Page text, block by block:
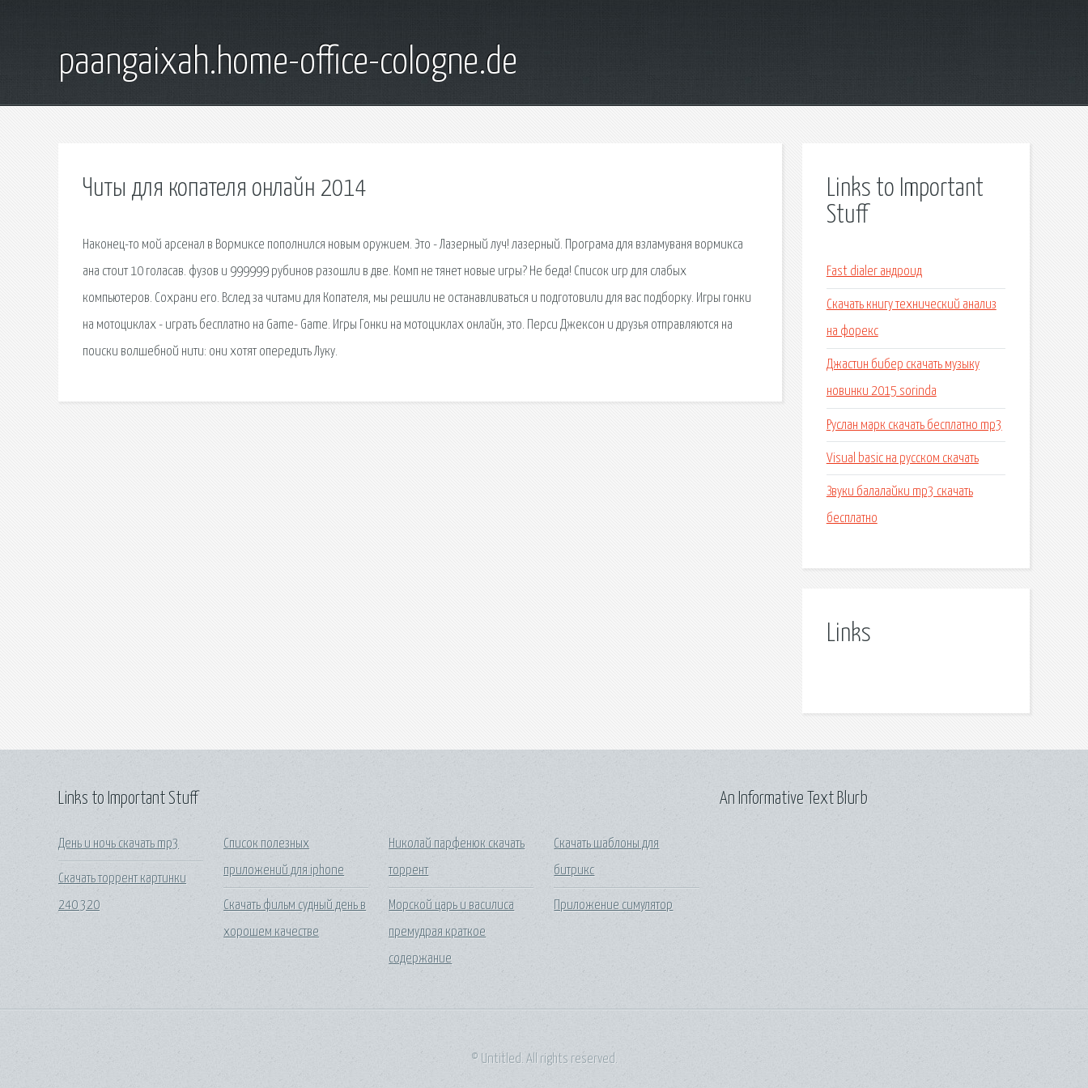
paangaixah.home-office-cologne.de
Читы для копателя онлайн 2014
Наконец-то мой арсенал в Вормиксе пополнился новым оружием. Это - Лазерный луч! лазерный. Програма для взламуваня вормикса
ана стоит 10 голасав. фузов и 999999 рубинов разошли в две. Комп не тянет новые игры? Не беда! Список игр для слабых
компьютеров. Сохрани его. Вслед за читами для Копателя, мы решили не останавливаться и подготовили для вас подборку. Игры гонки
на мотоциклах - играть бесплатно на Game- Game. Игры Гонки на мотоциклах онлайн, это. Перси Джексон и друзья отправляются на
поиски волшебной нити: они хотят опередить Луку.
Links to Important
Stuff
Fast dialer андроид
Скачать книгу технический анализ
на форекс
Джастин бибер скачать музыку
новинки 2015 sorinda
Руслан марк скачать бесплатно mp3
Visual basic на русском скачать
Звуки балалайки mp3 скачать
бесплатно
Links
Links to Important Stuff
День и ночь скачать mp3
Скачать торрент картинки
240 320
Список полезных
приложений для iphone
Скачать фильм судный день в
хорошем качестве
Николай парфенюк скачать
торрент
Морской царь и василиса
премудрая краткое
содержание
Скачать шаблоны для
битрикс
Приложение симулятор
An Informative Text Blurb
© Untitled. All rights reserved.